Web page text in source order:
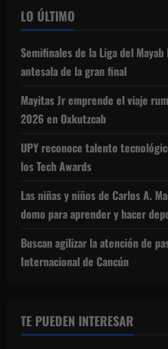
LO ÚLTIMO
Semifinales de la Liga del
antesala de la gran final
Mayitas Jr emprende el viaje
2026 en Oxkutzcab
UPY reconoce talento
los Tech Awards
Las niñas y niños de Carlos A.
domo para aprender y hacer
Buscan agilizar la atención de
Internacional de Cancún
TE PUEDEN INTERESAR